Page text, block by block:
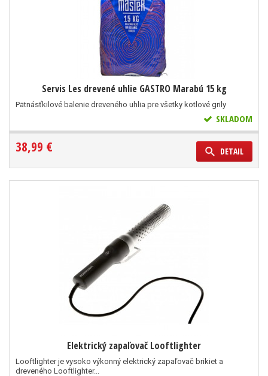
Servis Les drevené uhlie GASTRO Marabú 15 kg
Pätnásťkilové balenie dreveného uhlia pre všetky kotlové grily
SKLADOM
38,99 € DETAIL
Elektrický zapaľovač Looftlighter
Looftlighter je vysoko výkonný elektrický zapaľovač brikiet a
dreveného Looftlighter...